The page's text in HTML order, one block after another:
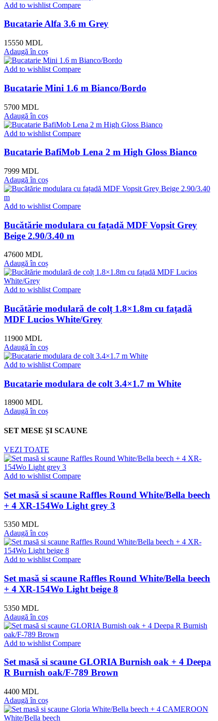
Add to wishlist Compare
Bucatarie Alfa 3.6 m Grey
15550 MDL
Adaugă în coș
Add to wishlist Compare
Bucatarie Mini 1.6 m Bianco/Bordo
5700 MDL
Adaugă în coș
Add to wishlist Compare
Bucatarie BafiMob Lena 2 m High Gloss Bianco
7999 MDL
Adaugă în coș
Add to wishlist Compare
Bucătărie modulara cu fațadă MDF Vopsit Grey
Beige 2.90/3.40 m
47600 MDL
Adaugă în coș
Add to wishlistCompare
Bucătărie modulară de colț 1.8×1.8m cu fațadă
MDF Lucios White/Grey
11900 MDL
Adaugă în coș
Add to wishlist Compare
Bucatarie modulara de colt 3.4×1.7 m White
18900 MDL
Adaugă în coș
SET MESE ȘI SCAUNE
VEZI TOATE
Add to wishlist Compare
Set masă si scaune Raffles Round White/Bella beech
+ 4 XR-154Wo Light grey 3
5350 MDL
Adaugă în coș
Add to wishlist Compare
Set masă si scaune Raffles Round White/Bella beech
+ 4 XR-154Wo Light beige 8
5350 MDL
Adaugă în coș
Add to wishlist Compare
Set masă si scaune GLORIA Burnish oak + 4 Deepa
R Burnish oak/F-789 Brown
4400 MDL
Adaugă în coș